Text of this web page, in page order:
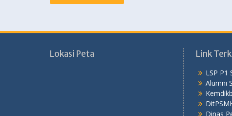
Lokasi Peta Link
LSP P1
Alumni
Dinas